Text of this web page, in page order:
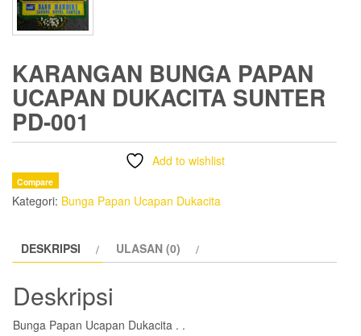
KARANGAN BUNGA PAPAN
UCAPAN DUKACITA SUNTER
PD-001
Add to wishlist
Compare
Kategori: Bunga Papan Ucapan Dukacita
DESKRIPSI ULASAN (0)
Deskripsi
Bunga Papan Ucapan Dukacita . .